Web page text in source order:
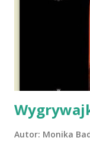
atak padaczki, co
wdrożyliśmy
wspólnym życiem
się ustabilizować
zaczęliśmy się
Dopier...
Autor: Monika